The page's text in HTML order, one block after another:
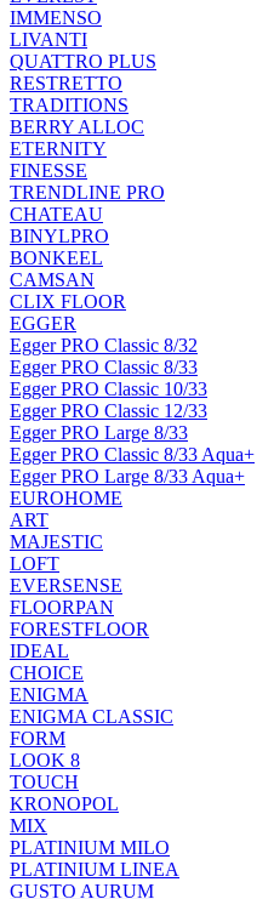
IMMENSO
LIVANTI
QUATTRO PLUS
RESTRETTO
TRADITIONS
BERRY ALLOC
ETERNITY
FINESSE
TRENDLINE PRO
CHATEAU
BINYLPRO
BONKEEL
CAMSAN
CLIX FLOOR
EGGER
Egger PRO Classic 8/32
Egger PRO Classic 8/33
Egger PRO Classic 10/33
Egger PRO Classic 12/33
Egger PRO Large 8/33
Egger PRO Classic 8/33 Aqua+
Egger PRO Large 8/33 Aqua+
EUROHOME
ART
MAJESTIC
LOFT
EVERSENSE
FLOORPAN
FORESTFLOOR
IDEAL
CHOICE
ENIGMA
ENIGMA CLASSIC
FORM
LOOK 8
TOUCH
KRONOPOL
MIX
PLATINIUM MILO
PLATINIUM LINEA
GUSTO AURUM